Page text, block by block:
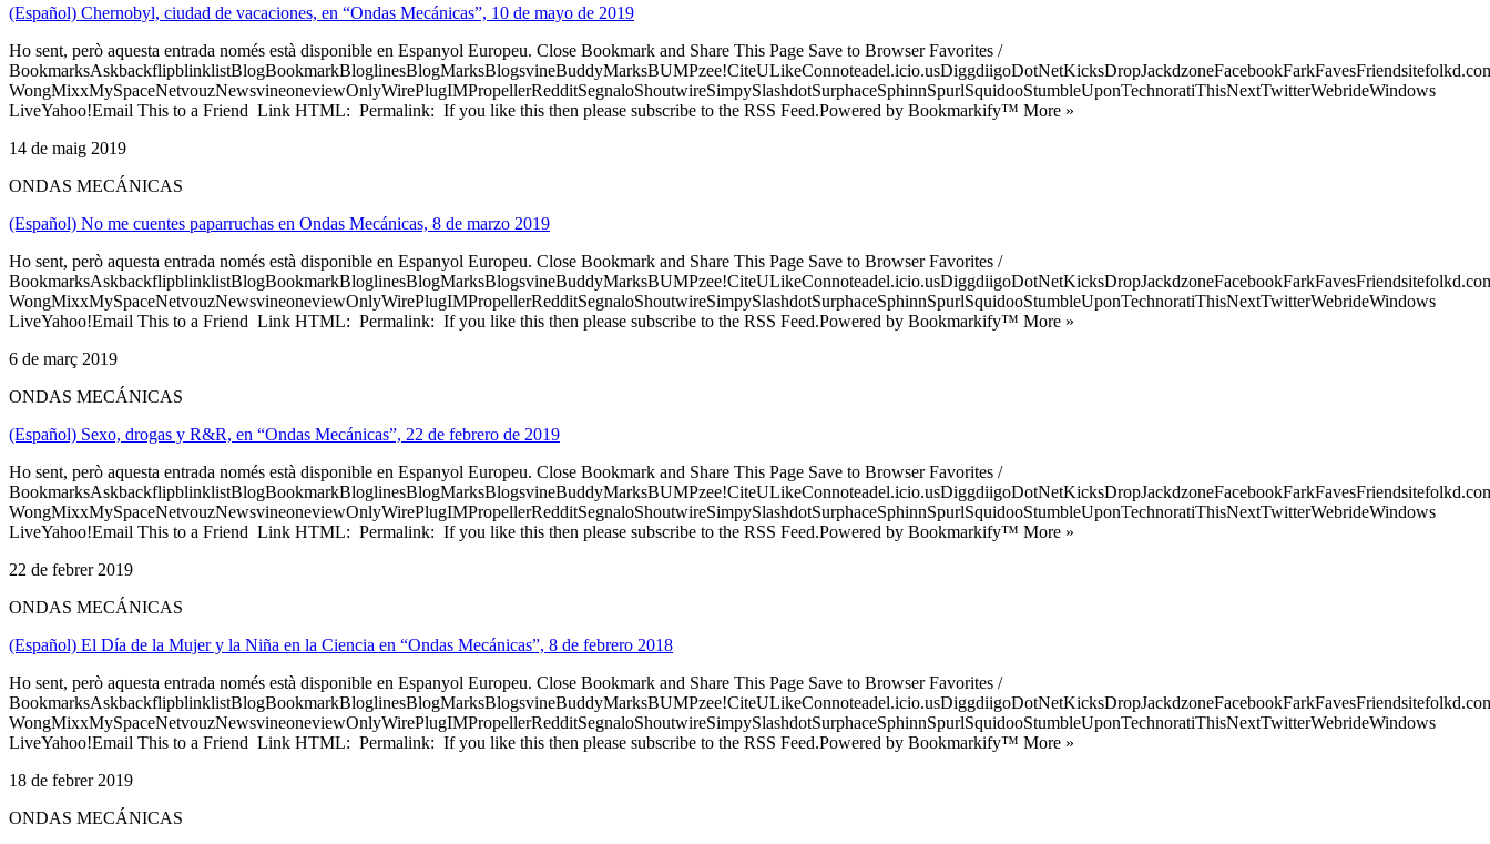
(Español) Chernobyl, ciudad de vacaciones, en “Ondas Mecánicas”, 10 de mayo de 2019
Ho sent, però aquesta entrada només està disponible en Espanyol Europeu. Close Bookmark and Share This Page Save to Browser Favorites /
WongMixxMySpaceNetvouzNewsvineoneviewOnlyWirePlugIMPropellerRedditSegnaloShoutwireSimpySlashdotSurphaceSphinnSpurlSquidooStumbleUponTechnoratiThisNextTwitterWebrideWindows
LiveYahoo!Email This to a Friend Link HTML: Permalink: If you like this then please subscribe to the RSS Feed.Powered by Bookmarkify™ More »
14 de maig 2019
ONDAS MECÁNICAS
(Español) No me cuentes paparruchas en Ondas Mecánicas, 8 de marzo 2019
Ho sent, però aquesta entrada només està disponible en Espanyol Europeu. Close Bookmark and Share This Page Save to Browser Favorites /
WongMixxMySpaceNetvouzNewsvineoneviewOnlyWirePlugIMPropellerRedditSegnaloShoutwireSimpySlashdotSurphaceSphinnSpurlSquidooStumbleUponTechnoratiThisNextTwitterWebrideWindows
LiveYahoo!Email This to a Friend Link HTML: Permalink: If you like this then please subscribe to the RSS Feed.Powered by Bookmarkify™ More »
6 de març 2019
ONDAS MECÁNICAS
(Español) Sexo, drogas y R&R, en “Ondas Mecánicas”, 22 de febrero de 2019
Ho sent, però aquesta entrada només està disponible en Espanyol Europeu. Close Bookmark and Share This Page Save to Browser Favorites /
WongMixxMySpaceNetvouzNewsvineoneviewOnlyWirePlugIMPropellerRedditSegnaloShoutwireSimpySlashdotSurphaceSphinnSpurlSquidooStumbleUponTechnoratiThisNextTwitterWebrideWindows
LiveYahoo!Email This to a Friend Link HTML: Permalink: If you like this then please subscribe to the RSS Feed.Powered by Bookmarkify™ More »
22 de febrer 2019
ONDAS MECÁNICAS
(Español) El Día de la Mujer y la Niña en la Ciencia en “Ondas Mecánicas”, 8 de febrero 2018
Ho sent, però aquesta entrada només està disponible en Espanyol Europeu. Close Bookmark and Share This Page Save to Browser Favorites /
WongMixxMySpaceNetvouzNewsvineoneviewOnlyWirePlugIMPropellerRedditSegnaloShoutwireSimpySlashdotSurphaceSphinnSpurlSquidooStumbleUponTechnoratiThisNextTwitterWebrideWindows
LiveYahoo!Email This to a Friend Link HTML: Permalink: If you like this then please subscribe to the RSS Feed.Powered by Bookmarkify™ More »
18 de febrer 2019
ONDAS MECÁNICAS